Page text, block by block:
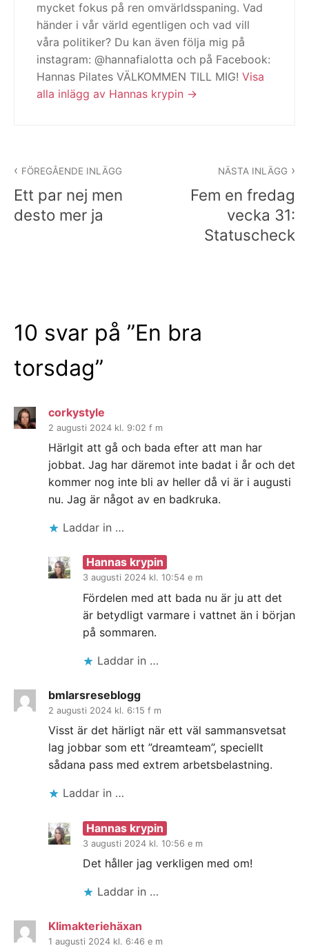
mycket fokus på ren omvärldsspaning. Vad
händer i vår värld egentligen och vad vill
våra politiker? Du kan även följa mig på
instagram: @hannafialotta och på Facebook:
Hannas Pilates VÄLKOMMEN TILL MIG! Visa
alla inlägg av Hannas krypin
FÖREGÅENDE INLÄGG
Ett par nej men
desto mer ja
NÄSTA INLÄGG
Fem en fredag
vecka 31:
Statuscheck
10 svar på ”En bra
torsdag”
corkystyle
2 augusti 2024 kl. 9:02 f m
Härlgit att gå och bada efter att man har
jobbat. Jag har däremot inte badat i år och det
kommer nog inte bli av heller då vi är i augusti
nu. Jag är något av en badkruka.
Laddar in …
Hannas krypin
3 augusti 2024 kl. 10:54 e m
Fördelen med att bada nu är ju att det
är betydligt varmare i vattnet än i början
på sommaren.
Laddar in …
bmlarsreseblogg
2 augusti 2024 kl. 6:15 f m
Visst är det härligt när ett väl sammansvetsat
lag jobbar som ett ”dreamteam”, speciellt
sådana pass med extrem arbetsbelastning.
Laddar in …
Hannas krypin
3 augusti 2024 kl. 10:56 e m
Det håller jag verkligen med om!
Laddar in …
Klimakteriehäxan
1 augusti 2024 kl. 6:46 e m